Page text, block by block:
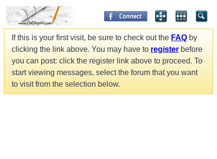
If this is your first visit, be sure to check out the FAQ by
clicking the link above. You may have to register before
you can post: click the register link above to proceed. To
start viewing messages, select the forum that you want
to visit from the selection below.